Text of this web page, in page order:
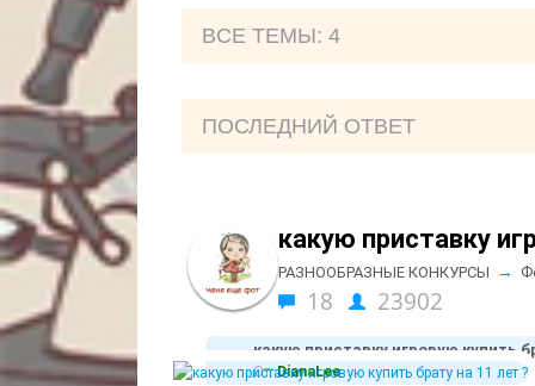
ВCE ТЕМЫ: 4
ПОСЛЕДНИЙ ОТВЕТ
какую приставку
РАЗНООБРАЗНЫЕ КОНКУРСЫ →
18 23902
какую приставку игровую купить
От:DianaLee